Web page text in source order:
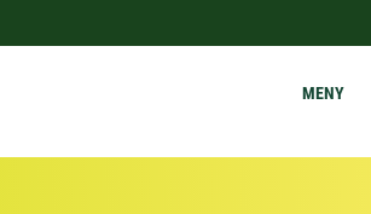
MENY